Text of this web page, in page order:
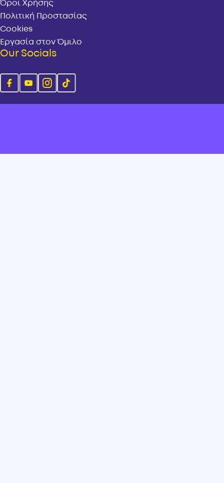
Όροι Χρήσης
Πολιτική Προστασίας
Cookies
Εργασία στον Όμιλο
Our Socials